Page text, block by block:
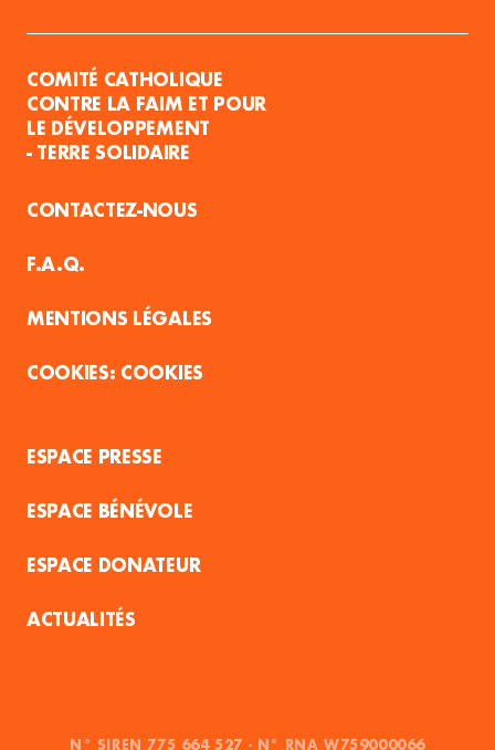
COMITÉ CATHOLIQUE
CONTRE LA FAIM ET POUR
LE DÉVELOPPEMENT
- TERRE SOLIDAIRE
CONTACTEZ-NOUS
F.A.Q.
MENTIONS LÉGALES
COOKIES
ESPACE PRESSE
ESPACE BÉNÉVOLE
ESPACE DONATEUR
ACTUALITÉS
N° SIREN 775 664 527 - N° RNA W759000066